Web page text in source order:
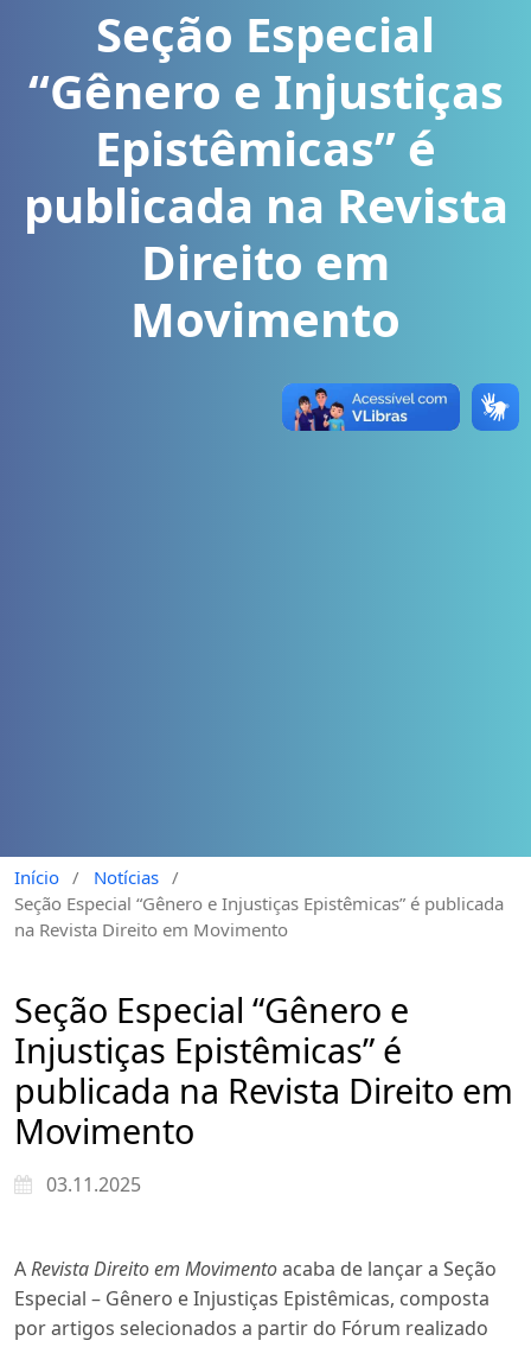
Seção Especial
“Gênero e Injustiças
Epistêmicas” é
publicada na Revista
Direito em
Movimento
Início / Notícias /
Seção Especial “Gênero e Injustiças Epistêmicas” é publicada
na Revista Direito em Movimento
Seção Especial “Gênero e
Injustiças Epistêmicas” é
publicada na Revista Direito em
Movimento
03.11.2025
ARevista Direito em Movimentoacaba de lançar a Seção
Especial – Gênero e Injustiças Epistêmicas, composta
por artigos selecionados a partir do Fórum realizado